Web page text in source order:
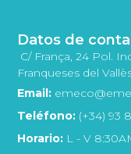
Datos de
C/ França, 24 Pol.
Franqueses del
Email:
Teléfono: (+34) 93
Horario: L - V